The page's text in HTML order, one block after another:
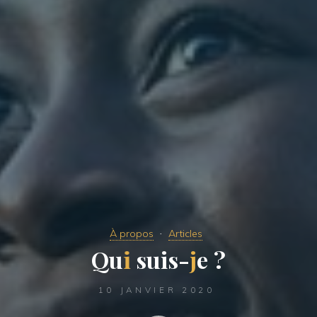
À propos Articles
Qui
i suis-je ?
10 JANVIER 2020